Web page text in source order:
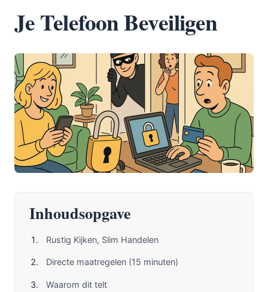
Je Telefoon Beveiligen
Inhoudsopgave
Rustig Kijken, Slim Handelen
Directe maatregelen (15 minuten)
Waarom dit telt